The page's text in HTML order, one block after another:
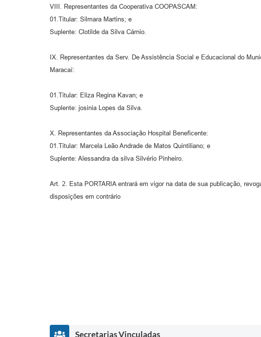
VIII. Representantes da Cooperativa COOPASCAM:
01.Titular: Silmara Martins; e
Suplente: Clotilde da Silva Cárnio.
IX. Representantes da Serv. De Assistência Social e Educacional do
Maracaí:
01.Titular: Eliza Regina Kavan; e
Suplente: josinia Lopes da Silva.
X. Representantes da Associação Hospital Beneficente:
01.Titular: Marcela Leão Andrade de Matos Quintiliano; e
Suplente: Alessandra da silva Silvério Pinheiro.
Art. 2. Esta PORTARIA entrará em vigor na data de sua publicação,
disposições em contrário
Secretarias Vinculadas